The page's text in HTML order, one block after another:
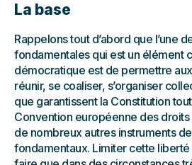
La base
Rappelons tout d’abord que l’une
fondamentales qui est un élément
démocratique est de permettre
réunir, se coaliser, s’organiser
que garantissent la Constitution
Convention européenne des droits
de nombreux autres instruments
fondamentaux. Limiter cette